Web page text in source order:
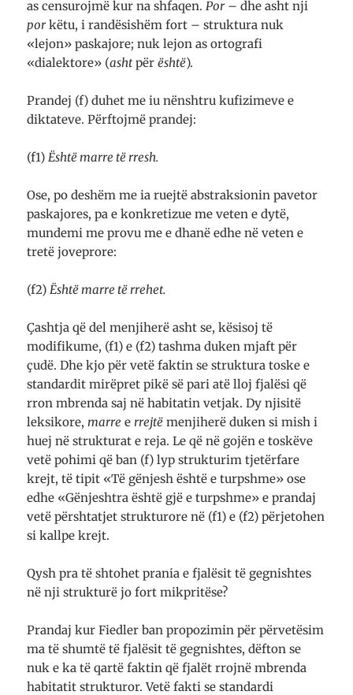
as censurojmë kur na shfaqen. Por – dhe asht nji
por këtu, i randësishëm fort – struktura nuk
«lejon» paskajore; nuk lejon as ortografi
«dialektore» (asht përështë).
Prandej (f) duhet me iu nënshtru kufizimeve e
diktateve. Përftojmë prandej:
(f1) Është marre të rresh.
Ose, po deshëm me ia ruejtë abstraksionin pavetor
paskajores, pa e konkretizue me veten e dytë,
mundemi me provu me e dhanë edhe në veten e
tretë joveprore:
(f2) Është marre të rrehet.
Çashtja që del menjiherë asht se, kësisoj të
modifikume, (f1) e (f2) tashma duken mjaft për
çudë. Dhe kjo për vetë faktin se struktura toske e
standardit mirëpret pikë së pari atë lloj fjalësi që
rron mbrenda saj në habitatin vetjak. Dy njisitë
leksikore, marre e rrejtë menjiherë duken si mish i
huej në strukturat e reja. Le që në gojën e toskëve
vetë pohimi që ban (f) lyp strukturim tjetërfare
krejt, të tipit «Të gënjesh është e turpshme» ose
edhe «Gënjeshtra është gjë e turpshme» e prandaj
vetë përshtatjet strukturore në (f1) e (f2) përjetohen
si kallpe krejt.
Qysh pra të shtohet prania e fjalësit të gegnishtes
në nji strukturë jo fort mikpritëse?
Prandaj kur Fiedler ban propozimin për përvetësim
ma të shumtë të fjalësit të gegnishtes, dëfton se
nuk e ka të qartë faktin që fjalët rrojnë mbrenda
habitatit strukturor. Vetë fakti se standardi